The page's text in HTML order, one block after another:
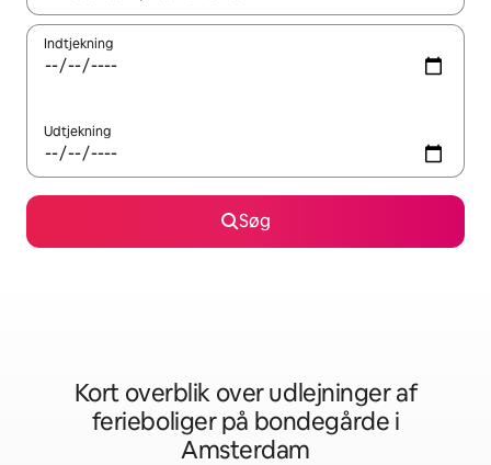
Indtjekning
Udtjekning
Søg
Kort overblik over udlejninger af
ferieboliger på bondegårde i
Amsterdam